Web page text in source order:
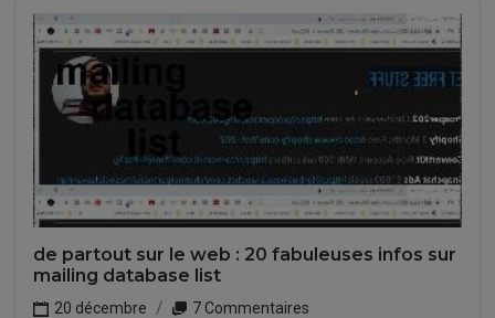
de partout sur le web : 20 fabuleuses infos sur
mailing database list
20 décembre
7 Commentaires